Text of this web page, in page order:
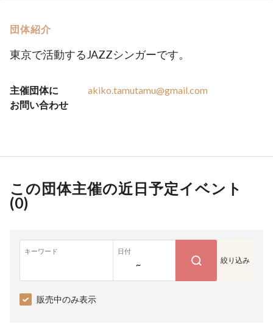
団体紹介
東京で活動するJAZZシンガーです。
主催団体に
お問い合わせ
akiko.tamutamu@gmail.com
この団体主催の近日予定イベント
(0)
キーワード 日付
~ 絞り込み
販売中のみ表示